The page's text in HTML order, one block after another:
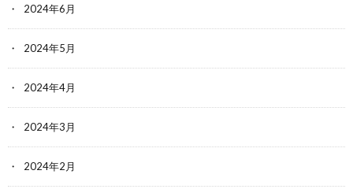
2024年6月
2024年5月
2024年4月
2024年3月
2024年2月